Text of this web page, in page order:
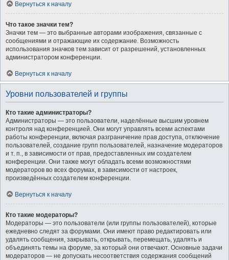
Вернуться к началу
Что такое значки тем?
Значки тем — это выбранные авторами изображения, связанные с
сообщениями и отражающие их содержание. Возможность
использования значков тем зависит от разрешений, установленных
администратором конференции.
Вернуться к началу
Уровни пользователей и группы
Кто такие администраторы?
Администраторы — это пользователи, наделённые высшим уровнем
контроля над конференцией. Они могут управлять всеми аспектами
работы конференции, включая разграничение прав доступа, отключение
пользователей, создание групп пользователей, назначение модераторов
и т. п., в зависимости от прав, предоставленных им создателем
конференции. Они также могут обладать всеми возможностями
модераторов во всех форумах, в зависимости от настроек,
произведённых создателем конференции.
Вернуться к началу
Кто такие модераторы?
Модераторы — это пользователи (или группы пользователей), которые
ежедневно следят за форумами. Они имеют право редактировать или
удалять сообщения, закрывать, открывать, перемещать, удалять и
объединять темы на форуме, за который они отвечают. Основные задачи
модераторов — не допускать несоответствия содержания сообщений